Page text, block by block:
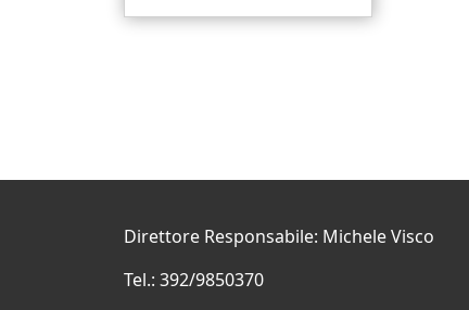
Direttore Responsabile: Michele Visco
Tel.: 392/9850370